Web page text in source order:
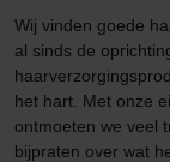
Wij vinden goede
al sinds de
het hart. Met onze
ontmoeten we veel
bijpraten over wat